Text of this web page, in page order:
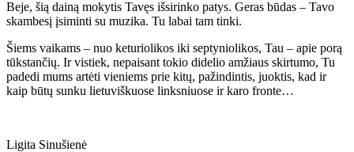
Beje, šią dainą mokytis Tavęs išsirinko patys. Geras būdas – Tavo
skambesį įsiminti su muzika. Tu labai tam tinki.
Šiems vaikams – nuo keturiolikos iki septyniolikos, Tau – apie porą
tūkstančių. Ir vistiek, nepaisant tokio didelio amžiaus skirtumo, Tu
padedi mums artėti vieniems prie kitų, pažindintis, juoktis, kad ir
kaip būtų sunku lietuviškuose linksniuose ir karo fronte…
Ligita Sinušienė